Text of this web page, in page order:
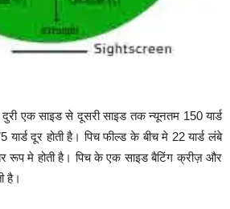
एक साइड से दूसरी साइड तक न्यूनतम 150 यार्ड
दूर होती है। पिच फील्ड के बीच मे 22 यार्ड लंबे
रूप मे होती है। पिच के एक साइड बैटिंग क्रीज़ और
है।